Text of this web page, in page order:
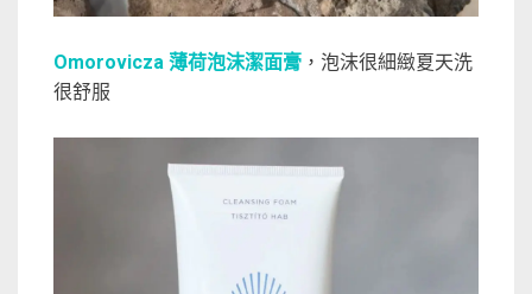
Omorovicza 薄荷泡沫潔面膏 ，泡沫很細緻夏天洗
很舒服